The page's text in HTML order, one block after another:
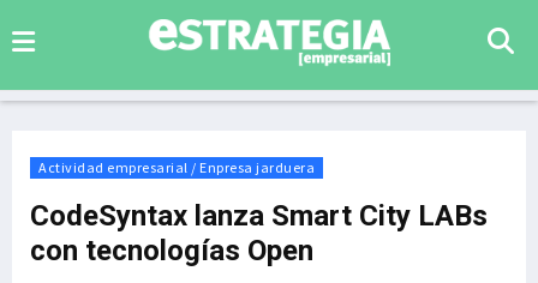
Actividad empresarial / Enpresa jarduera
CodeSyntax lanza Smart City LABs
con tecnologías Open